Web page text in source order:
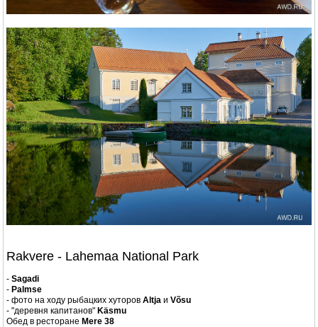
Rakvere - Lahemaa National Park
- Sagadi
- Palmse
- фото на ходу рыбацких хуторов Altja и Võsu
- "деревня капитанов" Käsmu
Обед в ресторане Mere 38